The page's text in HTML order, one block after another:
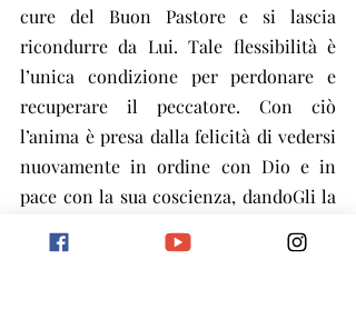
cure del Buon Pastore e si lascia
ricondurre da Lui. Tale flessibilità è
l’unica condizione per perdonare e
recuperare il peccatore. Con ciò
l’anima è presa dalla felicità di vedersi
nuovamente in ordine con Dio e in
pace con la sua coscienza, dandoGli la
gioia di poter manifestare la sua
misericordia. E, di conseguenza,